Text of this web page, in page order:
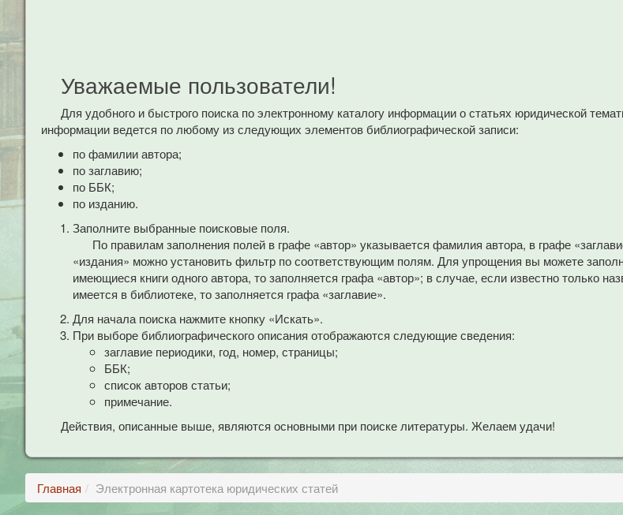
Уважаемые пользователи!
Для удобного и быстрого поиска по электронному каталогу информации о статьях юридической
информации ведется по любому из следующих элементов библиографической записи:
по фамилии автора;
по заглавию;
по ББК;
по изданию.
Заполните выбранные поисковые поля.
По правилам заполнения полей в графе «автор» указывается фамилия автора, в графе
«издания» можно установить фильтр по соответствующим полям. Для упрощения вы можете
имеющиеся книги одного автора, то заполняется графа «автор»; в случае, если известно только
имеется в библиотеке, то заполняется графа «заглавие».
Для начала поиска нажмите кнопку «Искать».
При выборе библиографического описания отображаются следующие сведения:
заглавие периодики, год, номер, страницы;
ББК;
список авторов статьи;
примечание.
Действия, описанные выше, являются основными при поиске литературы. Желаем удачи!
Главная Электронная картотека юридических статей